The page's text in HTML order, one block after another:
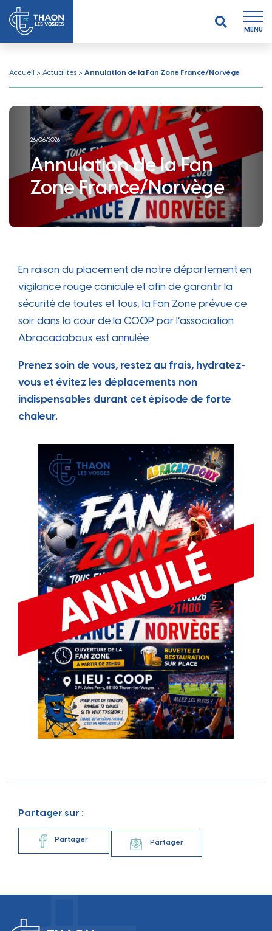
MENU
Accueil > Actualités > Annulation de la Fan Zone France/Norvège
26/06/2026
Annulation de la Fan
Zone France/Norvège
En raison du placement de notre département en
vigilance rouge canicule et afin de garantir la
sécurité de toutes et tous, la Fan Zone prévue ce
soir dans la cour de la COOP par l’association
Abracadaboux est annulée.
Prenez soin de vous, restez au frais, hydratez-
vous et évitez les déplacements non
indispensables durant cet épisode de forte
chaleur.
Partager sur :
Partager Partager